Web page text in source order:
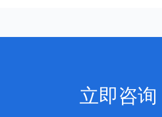
立即咨